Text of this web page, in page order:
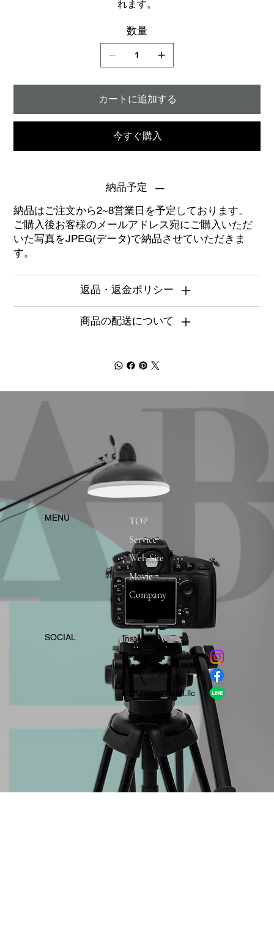
れます。
数量
カートに追加する
今すぐ購入
納品予定
納品はご注文から2~8営業日を予定しております。
ご購入後お客様のメールアドレス宛にご購入いただ
いた写真をJPEG(データ)で納品させていただきま
す。
返品・返金ポリシー
商品の配送について
​MENU
TOP
Service
Web Site
Movie
Company
​SOCIAL
Instagram
​Facebook
company＠habit.llc